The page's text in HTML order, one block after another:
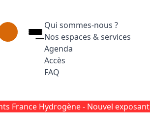
Qui sommes-nous ?
Nos espaces & services
Agenda
Accès
FAQ
France Hydrogène - Nouvel exposant